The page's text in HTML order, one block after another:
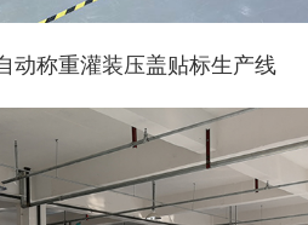
动称重灌装压盖贴标生产线